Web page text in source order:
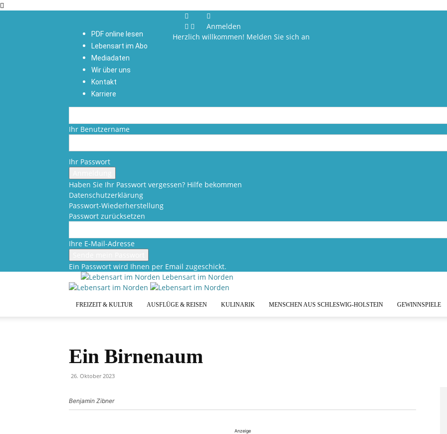
PDF online lesen
Lebensart im Abo
Mediadaten
Wir über uns
Kontakt
Karriere
Anmelden
Herzlich willkommen! Melden Sie sich an
Ihr Benutzername
Ihr Passwort
Haben Sie Ihr Passwort vergessen? Hilfe bekommen
Datenschutzerklärung
Passwort-Wiederherstellung
Passwort zurücksetzen
Ihre E-Mail-Adresse
Ein Passwort wird Ihnen per Email zugeschickt.
Lebensart im Norden
FREIZEIT & KULTUR AUSFLÜGE & REISEN KULINARIK MENSCHEN AUS SCHLESWIG-HOLSTEIN GEWINNSPIELE
Ein Birnenaum
26. Oktober 2023
Benjamin Zibner
Anzeige